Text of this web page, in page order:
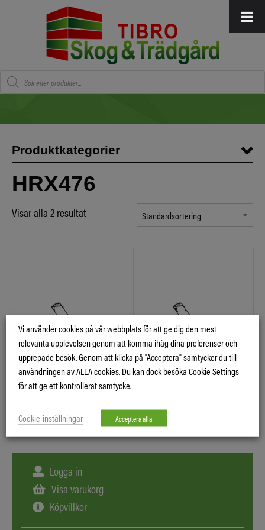
Produktsökning
Produktkategorier
HRX476
Visar alla 2 resultat
HRX 476 VKEA
Logga in
Visa varukorg
Köpvillkor
Vi använder cookies på vår webbplats för att ge dig den mest
relevanta upplevelsen genom att komma ihåg dina preferenser och
upprepade besök. Genom att klicka på "Acceptera" samtycker du till
användningen av ALLA cookies. Du kan dock besöka Cookie Settings
för att ge ett kontrollerat samtycke.
Cookie-inställningar Acceptera alla